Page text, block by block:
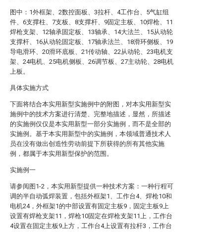
图中：1外框架、2数控面板、3拉杆、4工作台、5气缸组
件、6支撑柱、7支板、8支撑杆、9固定主板、10焊枪、11
焊枪支架、12轴承固定板、13轴承、14大法兰、15从动轮
支撑杆、16从动轮固定板、17轴承法兰、18滑环侧板、19
导电滑环、20滑环底板、21传动轴、22从动轮、23电机支
架、24电机、25电机侧板、26调节板、27主动轮、28电机
上板。
具体实施方式
下面将结合本实用新型实施例中的附图，对本实用新型实
施例中的技术方案进行清楚、完整地描述，显然，所描述
的实施例仅仅是本实用新型一部分实施例，而不是全部的
实施例。基于本实用新型中的实施例，本领域普通技术人
员在没有做出创造性劳动前提下所获得的所有其他实施
例，都属于本实用新型保护的范围。
实施例一
请参阅图1-2，本实用新型提供一种技术方案：一种行程可
调的半自动弧焊装置，包括外框架1、工作台4、焊枪10和
电机24，外框架1的中部设置有固定主板9，固定主板9上
设置有焊枪支架11，焊枪10固定在焊枪支架11上，工作台
4设置在固定主板9上方，工作台4上设置有拉杆3，工作台